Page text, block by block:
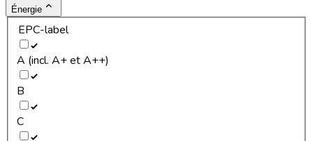
Énergie
EPC-label
A (incl. A+ et A++)
B
C